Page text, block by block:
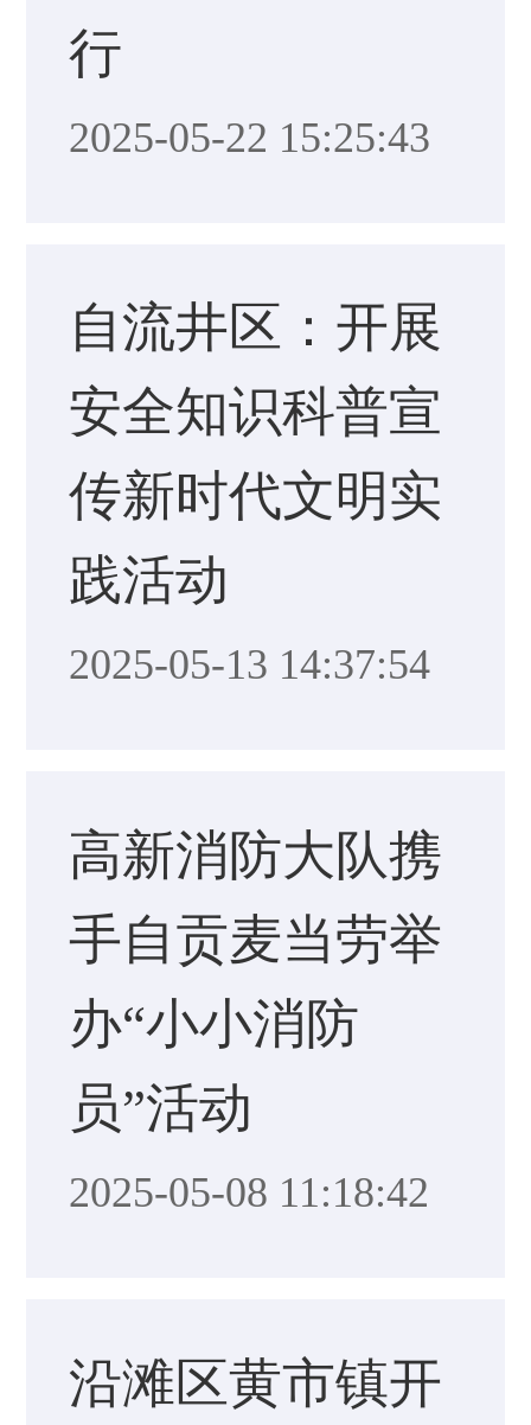
行​
2025-05-22 15:25:43
自流井区：开展
安全知识科普宣
传新时代文明实
践活动
2025-05-13 14:37:54
高新消防大队携
手自贡麦当劳举
办“小小消防
员”活动
2025-05-08 11:18:42
沿滩区黄市镇开